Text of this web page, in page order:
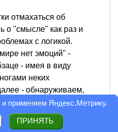
отмахаться об
о "смысле" как раз и
с логикой.
нет эмоций" -
- имея в виду
неких
- обнаруживаем,
а мы их
"Эмоция - это
применяем Яндекс.Метрику.
ПРИНЯТЬ